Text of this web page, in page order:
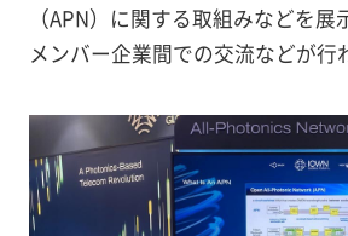
（APN）に関する取組みなどを
メンバー企業間での交流などが行